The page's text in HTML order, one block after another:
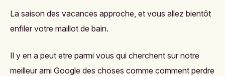
La saison des vacances approche, et vous allez bientôt
enfiler votre maillot de bain.
Il y en a peut etre parmi vous qui cherchent sur notre
meilleur ami Google des choses comme comment perdre